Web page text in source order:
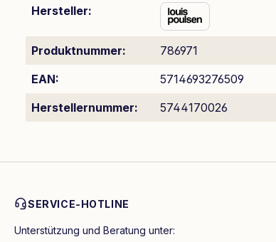
Hersteller:
Produktnummer:
786971
EAN:
5714693276509
Herstellernummer:
5744170026
SERVICE-HOTLINE
Unterstützung und Beratung unter: